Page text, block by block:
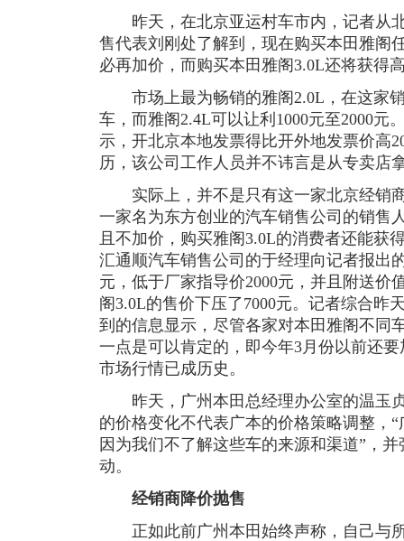
昨天，在北京亚运村车市内，记者从
售代表刘刚处了解到，现在购买本田雅阁
必再加价，而购买本田雅阁3.0L还将获得
市场上最为畅销的雅阁2.0L，在这家
车，而雅阁2.4L可以让利1000元至2000元
示，开北京本地发票得比开外地发票价高
历，该公司工作人员并不讳言是从专卖店
实际上，并不是只有这一家北京经销
一家名为东方创业的汽车销售公司的销售
且不加价，购买雅阁3.0L的消费者还能获
汇通顺汽车销售公司的于经理向记者报出
元，低于厂家指导价2000元，并且附送价
阁3.0L的售价下压了7000元。记者综合昨
到的信息显示，尽管各家对本田雅阁不同
一点是可以肯定的，即今年3月份以前还
市场行情已成历史。
昨天，广州本田总经理办公室的温玉
的价格变化不代表广本的价格策略调整，
因为我们不了解这些车的来源和渠道”，
动。
经销商降价抛售
正如此前广州本田始终声称，自己与